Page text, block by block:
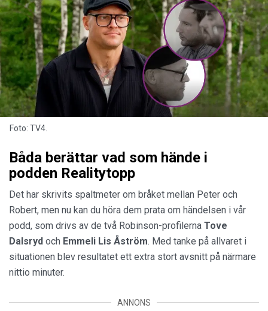
Foto: TV4.
Båda berättar vad som hände i
podden Realitytopp
Det har skrivits spaltmeter om bråket mellan Peter och
Robert, men nu kan du höra dem prata om händelsen i vår
podd, som drivs av de två Robinson-profilerna Tove
Dalsryd och Emmeli Lis Åström. Med tanke på allvaret i
situationen blev resultatet ett extra stort avsnitt på närmare
nittio minuter.
ANNONS